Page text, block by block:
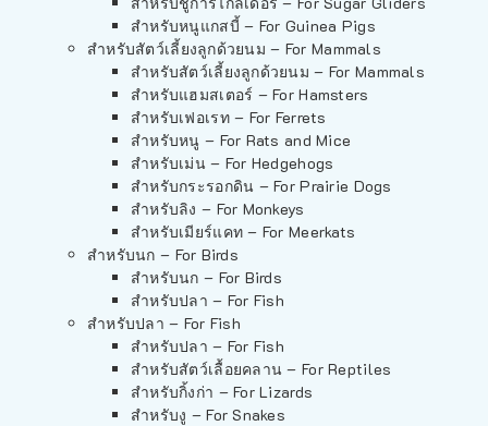
สำหรับหนูแกสบี้ – For Guinea Pigs
สำหรับสัตว์เลี้ยงลูกด้วยนม – For Mammals
สำหรับสัตว์เลี้ยงลูกด้วยนม – For Mammals
สำหรับแฮมสเตอร์ – For Hamsters
สำหรับเฟอเรท – For Ferrets
สำหรับหนู – For Rats and Mice
สำหรับเม่น – For Hedgehogs
สำหรับกระรอกดิน – For Prairie Dogs
สำหรับลิง – For Monkeys
สำหรับเมียร์แคท – For Meerkats
สำหรับนก – For Birds
สำหรับนก – For Birds
สำหรับปลา – For Fish
สำหรับปลา – For Fish
สำหรับปลา – For Fish
สำหรับสัตว์เลื้อยคลาน – For Reptiles
สำหรับกิ้งก่า – For Lizards
สำหรับงู – For Snakes